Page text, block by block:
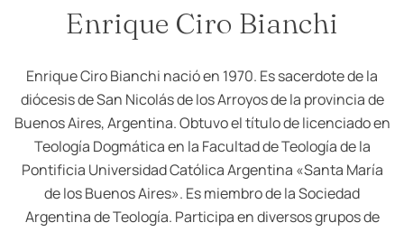
Enrique Ciro Bianchi
Enrique Ciro Bianchi nació en 1970. Es sacerdote de la
diócesis de San Nicolás de los Arroyos de la provincia de
Buenos Aires, Argentina. Obtuvo el título de licenciado en
Teología Dogmática en la Facultad de Teología de la
Pontificia Universidad Católica Argentina «Santa María
de los Buenos Aires». Es miembro de la Sociedad
Argentina de Teología. Participa en diversos grupos de